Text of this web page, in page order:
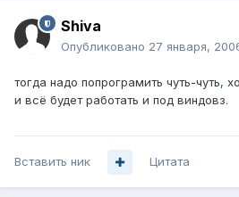
Shiva
Опубликовано 27 января,
тогда надо попрограмить чуть-чуть,
и всё будет работать и под виндовз.
Вставить ник Цитата